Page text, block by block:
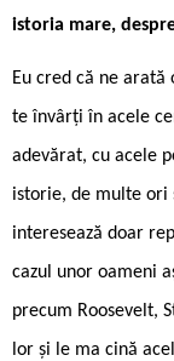
istoria mare,
Eu cred că ne arată
te învârți în acele
adevărat, cu acele
istorie, de multe ori
interesează doar
cazul unor oameni
precum Roosevelt,
lor și le ma ­cină